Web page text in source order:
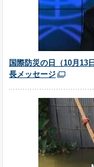
国際防災の日（10月13
長メッセージ